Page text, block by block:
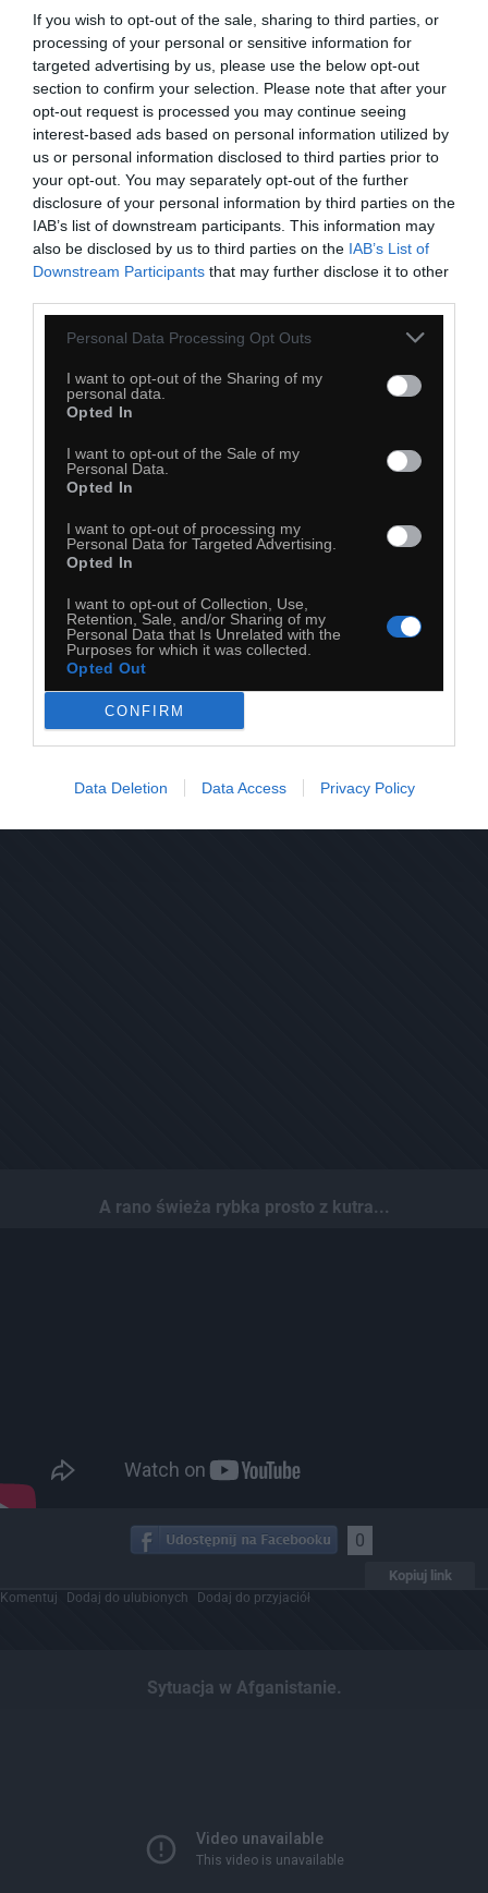
If you wish to opt-out of the sale, sharing to third parties, or
processing of your personal or sensitive information for
targeted advertising by us, please use the below opt-out
section to confirm your selection. Please note that after your
opt-out request is processed you may continue seeing
interest-based ads based on personal information utilized by
us or personal information disclosed to third parties prior to
your opt-out. You may separately opt-out of the further
disclosure of your personal information by third parties on the
IAB’s list of downstream participants. This information may
also be disclosed by us to third parties on the IAB’s List of
Downstream Participants that may further disclose it to other
Personal Data Processing Opt Outs
I want to opt-out of the Sharing of my
personal data.
Opted In
I want to opt-out of the Sale of my
Personal Data.
Opted In
I want to opt-out of processing my
Personal Data for Targeted Advertising.
Opted In
I want to opt-out of Collection, Use,
Retention, Sale, and/or Sharing of my
Personal Data that Is Unrelated with the
Purposes for which it was collected.
Opted Out
CONFIRM
Data Deletion Data Access Privacy Policy
Trzeba spuścić zimną
0
Komentuj Dodaj do ulubionych Dodaj do przyjaciół
A rano świeża rybka prosto z kutra...
0
Kopiuj link
Komentuj Dodaj do ulubionych Dodaj do przyjaciół
Sytuacja w Afganistanie.